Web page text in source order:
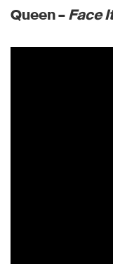
Queen –Face